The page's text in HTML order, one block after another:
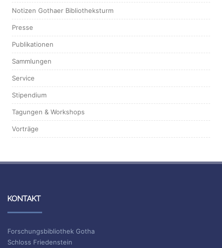
Notizen Gothaer Bibliotheksturm
Presse
Publikationen
Sammlungen
Service
Stipendium
Tagungen & Workshops
Vorträge
KONTAKT
Forschungsbibliothek Gotha
Schloss Friedenstein